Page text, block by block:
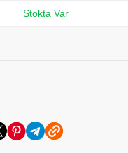
Stokta Var